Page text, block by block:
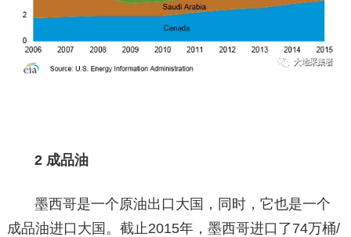
2 成品油
墨西哥是一个原油出口大国，同时，它也是一个
成品油进口大国。截止2015年，墨西哥进口了74万桶/